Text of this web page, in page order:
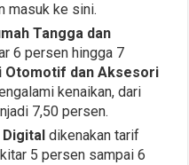
masuk ke sini.
Tangga dan
6 persen hingga 7
Otomotif dan Aksesori
kenaikan, dari
7,50 persen.
Digital dikenakan tarif
5 persen sampai 6